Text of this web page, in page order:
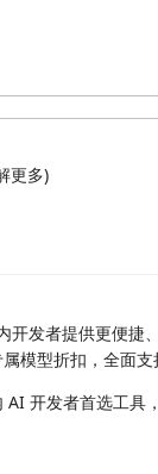
更多)
发者提供更便捷
模型折扣，全面
AI 开发者首选工